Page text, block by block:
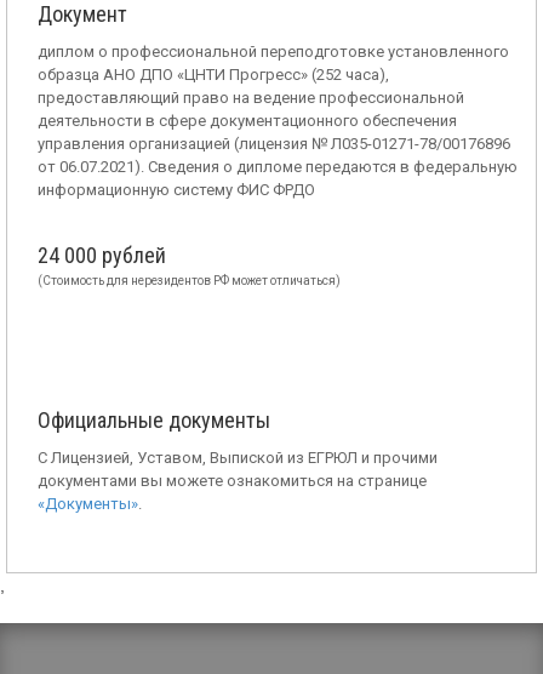
Документ
диплом о профессиональной переподготовке установленного
образца АНО ДПО «ЦНТИ Прогресс» (252 часа),
предоставляющий право на ведение профессиональной
деятельности в сфере документационного обеспечения
управления организацией (лицензия № Л035-01271-78/00176896
от 06.07.2021). Сведения о дипломе передаются в федеральную
информационную систему ФИС ФРДО
24 000 рублей
(Стоимость для нерезидентов РФ может отличаться)
Официальные документы
С Лицензией, Уставом, Выпиской из ЕГРЮЛ и прочими
документами вы можете ознакомиться на странице
«Документы».